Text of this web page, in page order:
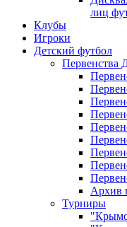
лиц
Клубы
Игроки
Детский футбол
Архив
Турниры